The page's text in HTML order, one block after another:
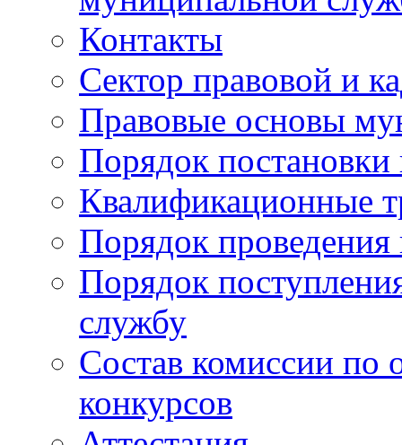
Контакты
Сектор правовой и
Правовые основы
Порядок постановки
Квалификационные
Порядок проведения
Порядок
службу
Состав комиссии по
конкурсов